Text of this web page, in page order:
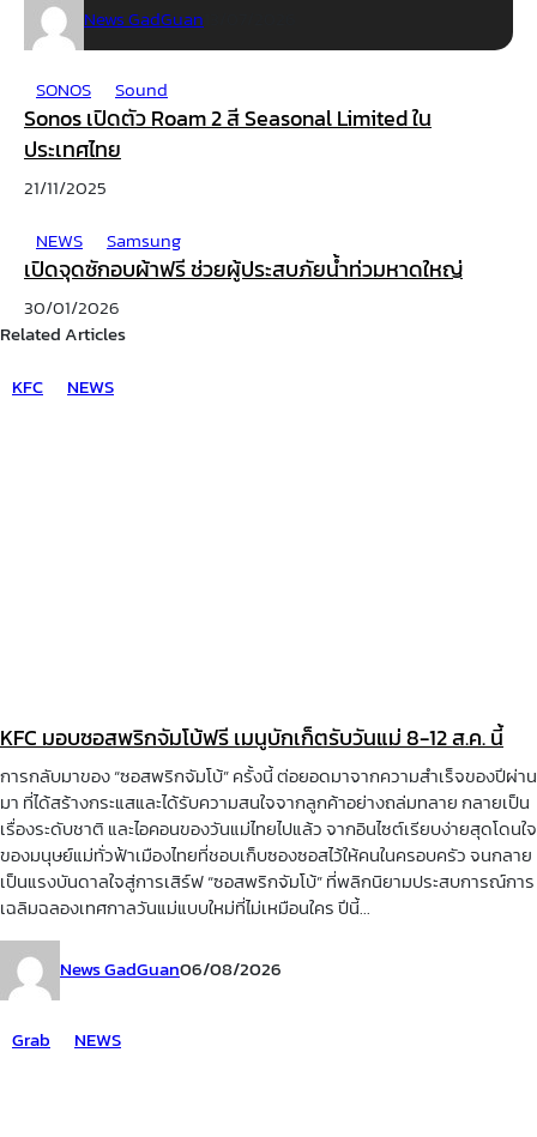
News GadGuan
SONOS Sound
Sonos เปิดตัว Roam 2 สี Seasonal Limited ใน
ประเทศไทย
21/11/2025
NEWS
Samsung
เปิดจุดซักอบผ้าฟรี ช่วยผู้ประสบภัยน้ำท่วมหาดใหญ่
30/01/2026
Related Articles
KFC
NEWS
KFC มอบซอสพริกจัมโบ้ฟรี เมนูบักเก็ตรับวันแม่ 8-12 ส.ค. นี้
การกลับมาของ “ซอสพริกจัมโบ้” ครั้งนี้ ต่อยอดมาจากความสำเร็จของปีผ่าน
มา ที่ได้สร้างกระแสและได้รับความสนใจจากลูกค้าอย่างถล่มทลาย กลายเป็น
เรื่องระดับชาติ และไอคอนของวันแม่ไทยไปแล้ว จากอินไซต์เรียบง่ายสุดโดนใจ
ของมนุษย์แม่ทั่วฟ้าเมืองไทยที่ชอบเก็บซองซอสไว้ให้คนในครอบครัว จนกลาย
เป็นแรงบันดาลใจสู่การเสิร์ฟ “ซอสพริกจัมโบ้” ที่พลิกนิยามประสบการณ์การ
เฉลิมฉลองเทศกาลวันแม่แบบใหม่ที่ไม่เหมือนใคร ปีนี้...
News GadGuan06/08/2026
Grab NEWS